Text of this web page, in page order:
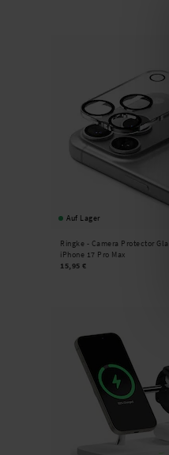
Auf Lager
Ringke - Camera Protector
iPhone 17 Pro Max
15,95 €